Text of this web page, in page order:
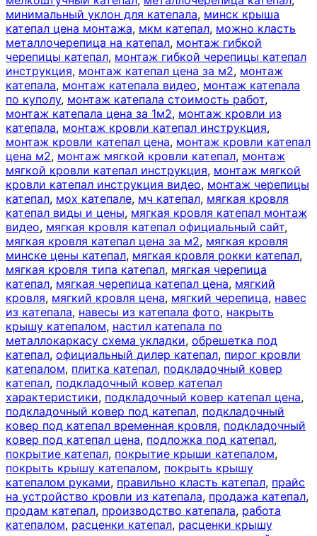
минимальный уклон для катепала, минск крыша
катепал цена монтажа, мкм катепал, можно класть
металлочерепица на катепал, монтаж гибкой
черепицы катепал, монтаж гибкой черепицы катепал
инструкция, монтаж катепал цена за м2, монтаж
катепала, монтаж катепала видео, монтаж катепала
по куполу, монтаж катепала стоимость работ,
монтаж катепала цена за 1м2, монтаж кровли из
катепала, монтаж кровли катепал инструкция,
монтаж кровли катепал цена, монтаж кровли катепал
цена м2, монтаж мягкой кровли катепал, монтаж
мягкой кровли катепал инструкция, монтаж мягкой
кровли катепал инструкция видео, монтаж черепицы
катепал, мох катепале, мч катепал, мягкая кровля
катепал виды и цены, мягкая кровля катепал монтаж
видео, мягкая кровля катепал официальный сайт,
мягкая кровля катепал цена за м2, мягкая кровля
минске цены катепал, мягкая кровля рокки катепал,
мягкая кровля типа катепал, мягкая черепица
катепал, мягкая черепица катепал цена, мягкий
кровля, мягкий кровля цена, мягкий черепица, навес
из катепала, навесы из катепала фото, накрыть
крышу катепалом, настил катепала по
металлокаркасу схема укладки, обрешетка под
катепал, официальный дилер катепал, пирог кровли
катепалом, плитка катепал, подкладочный ковер
катепал, подкладочный ковер катепал
характеристики, подкладочный ковер катепал цена,
подкладочный ковер под катепал, подкладочный
ковер под катепал временная кровля, подкладочный
ковер под катепал цена, подложка под катепал,
покрытие катепал, покрытие крыши катепалом,
покрыть крышу катепалом, покрыть крышу
катепалом руками, правильно класть катепал, прайс
на устройство кровли из катепала, продажа катепал,
продам катепал, производство катепала, работа
катепалом, расценки катепал, расценки крышу